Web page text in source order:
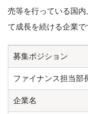
売等を行っている国
て成長を続ける企業で
募集ポジション
ファイナンス担当部
企業名